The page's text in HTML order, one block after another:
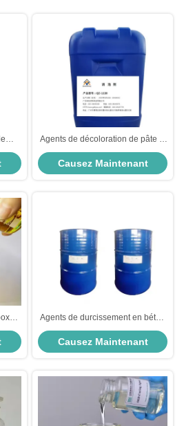
fort
Agents de décoloration de pâte et
de papier Axiliaire chimique pour
la fabrication du papier Liquore
noir Eau usée
Causez Maintenant
Agents de durcissement en béton
pour résine époxy liquide
Causez Maintenant